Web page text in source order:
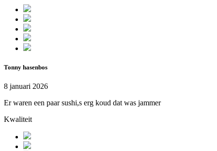
Tonny hasenbos
8 januari 2026
Er waren een paar sushi,s erg koud dat was jammer
Kwaliteit